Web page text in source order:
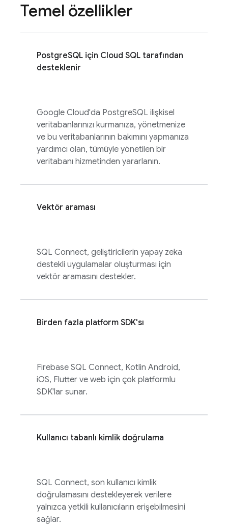
Temel özellikler
PostgreSQL için Cloud SQL tarafından
desteklenir
Google Cloud'da PostgreSQL ilişkisel
veritabanlarınızı kurmanıza, yönetmenize
ve bu veritabanlarının bakımını yapmanıza
yardımcı olan, tümüyle yönetilen bir
veritabanı hizmetinden yararlanın.
Vektör araması
SQL Connect, geliştiricilerin yapay zeka
destekli uygulamalar oluşturması için
vektör aramasını destekler.
Birden fazla platform SDK'sı
Firebase SQL Connect, Kotlin Android,
iOS, Flutter ve web için çok platformlu
SDK'lar sunar.
Kullanıcı tabanlı kimlik doğrulama
SQL Connect, son kullanıcı kimlik
doğrulamasını destekleyerek verilere
yalnızca yetkili kullanıcıların erişebilmesini
sağlar.